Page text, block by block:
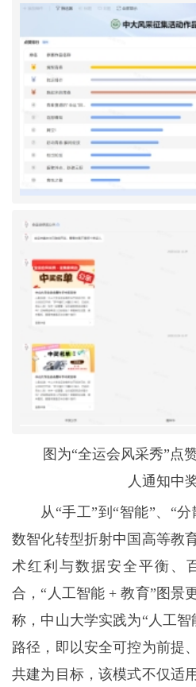
图为“全运会风采秀”点
人通知中
从“手工”到“智能”、“
数智化转型折射中国高等教
术红利与数据安全平衡、
合，“人工智能 + 教育”图景
称，中山大学实践为“人工智
路径，即以安全可控为前提
共建为目标，该模式不仅适